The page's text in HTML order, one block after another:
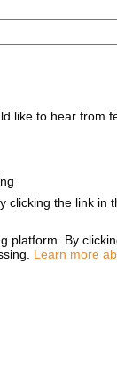
like to hear from
clicking the link
platform. By
Learn more